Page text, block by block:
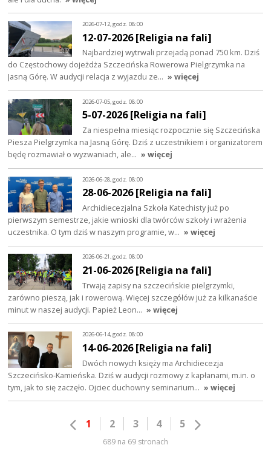
2026-07-12, godz. 08:00
12-07-2026 [Religia na fali]
Najbardziej wytrwali przejadą ponad 750 km. Dziś
do Częstochowy dojeżdża Szczecińska Rowerowa Pielgrzymka na
Jasną Górę. W audycji relacja z wyjazdu ze… » więcej
2026-07-05, godz. 08:00
5-07-2026 [Religia na fali]
Za niespełna miesiąc rozpocznie się Szczecińska
Piesza Pielgrzymka na Jasną Górę. Dziś z uczestnikiem i organizatorem
będę rozmawiał o wyzwaniach, ale… » więcej
2026-06-28, godz. 08:00
28-06-2026 [Religia na fali]
Archidiecezjalna Szkoła Katechisty już po
pierwszym semestrze, jakie wnioski dla twórców szkoły i wrażenia
uczestnika. O tym dziś w naszym programie, w… » więcej
2026-06-21, godz. 08:00
21-06-2026 [Religia na fali]
Trwają zapisy na szczecińskie pielgrzymki,
zarówno pieszą, jak i rowerową. Więcej szczegółów już za kilkanaście
minut w naszej audycji. Papież Leon… » więcej
2026-06-14, godz. 08:00
14-06-2026 [Religia na fali]
Dwóch nowych księży ma Archidiecezja
Szczecińsko-Kamieńska. Dziś w audycji rozmowy z kapłanami, m.in. o
tym, jak to się zaczęło. Ojciec duchowny seminarium… » więcej
1 2 3 4 5
689 na 69 stronach